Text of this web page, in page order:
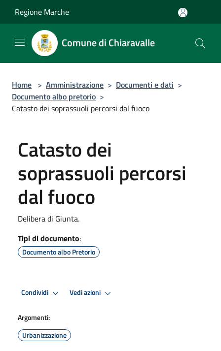
Regione Marche
Comune di Chiaravalle
Home > Amministrazione > Documenti e dati >
Documento albo pretorio >
Catasto dei soprassuoli percorsi dal fuoco
Catasto dei
soprassuoli percorsi
dal fuoco
Delibera di Giunta.
Tipi di documento:
Documento albo Pretorio
Condividi Vedi azioni
Argomenti:
Urbanizzazione